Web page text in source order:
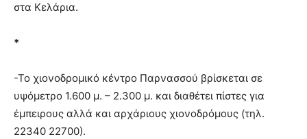
στα Κελάρια.
*
-Το χιονοδρομικό κέντρο Παρνασσού βρίσκεται σε
υψόμετρο 1.600 μ. – 2.300 μ. και διαθέτει πίστες για
έμπειρους αλλά και αρχάριους χιονοδρόμους (τηλ.
22340 22700).